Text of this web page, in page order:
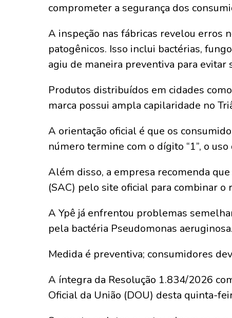
comprometer a segurança dos
A inspeção nas fábricas revelou erros
patogênicos. Isso inclui bactérias,
agiu de maneira preventiva para
Produtos distribuídos em cidades
marca possui ampla capilaridade no
A orientação oficial é que os
número termine com o dígito “1”, o
Além disso, a empresa recomenda
(SAC) pelo site oficial para combinar o
A Ypê já enfrentou problemas
pela bactéria Pseudomonas aeruginosa.
Medida é preventiva; consumidores
A íntegra da Resolução 1.834/2026
Oficial da União (DOU) desta quinta-